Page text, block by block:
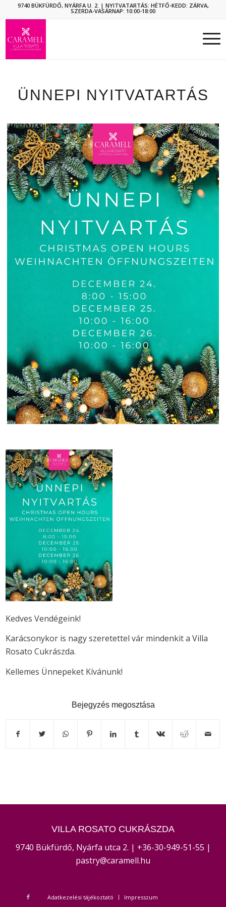
9740 BÜKFÜRDŐ, NYÁRFA U. 2. | NYITVATARTÁS: HÉTFŐ-KEDD: ZÁRVA,
SZERDA-VASÁRNAP: 10:00-18:00
ÜNNEPI NYITVATARTÁS
Kedves Vendégeink!
Karácsonykor is nagy szeretettel vár mindenkit a Villa
Rosato Cukrászda.
Kellemes Ünnepeket Kívánunk!
Bejegyzés megosztása
VILLA ROSATO CUKRÁSZDA
9740 Bükfürdő, Nyárfa utca 2. | +36-30-949-51-55 |
pastry@caramell.hu
Adatkezelési tájékoztató Impresszum